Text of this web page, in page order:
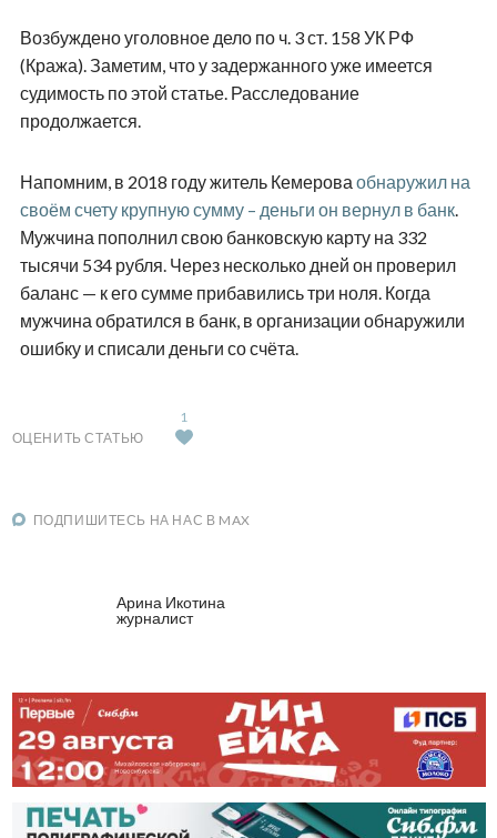
Возбуждено уголовное дело по ч. 3 ст. 158 УК РФ
(Кража). Заметим, что у задержанного уже имеется
судимость по этой статье. Расследование
продолжается.
Напомним, в 2018 году житель Кемерова обнаружил на
своём счету крупную сумму – деньги он вернул в банк.
Мужчина пополнил свою банковскую карту на 332
тысячи 534 рубля. Через несколько дней он проверил
баланс — к его сумме прибавились три ноля. Когда
мужчина обратился в банк, в организации обнаружили
ошибку и списали деньги со счёта.
ОЦЕНИТЬ СТАТЬЮ
1
ПОДПИШИТЕСЬ НА НАС В MAX
Арина Икотина
журналист